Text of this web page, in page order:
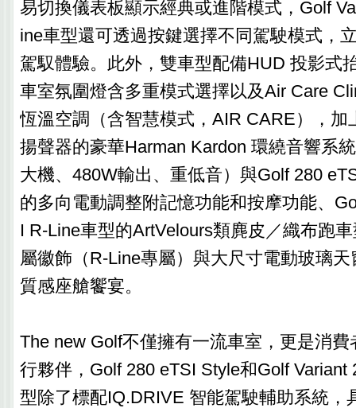
易切換儀表板顯示經典或進階模式，Golf
ine車型還可透過按鍵選擇不同駕駛模式，
駕馭體驗。此外，雙車型配備HUD 投影式
車室氛圍燈含多重模式選擇以及Air Care
恆溫空調（含智慧模式，AIR CARE），加
揚聲器的豪華Harman Kardon 環繞音響系
大機、480W輸出、重低音）與Golf 280
的多向電動調整附記憶功能和按摩功能、
I R-Line車型的ArtVelours類麂皮／織布跑
屬徽飾（R-Line專屬）與大尺寸電動玻璃
質感座艙饗宴。
The new Golf不僅擁有一流車室，更是消
行夥伴，Golf 280 eTSI Style和Golf Variant
型除了標配IQ.DRIVE 智能駕駛輔助系統，